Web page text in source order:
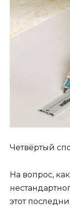
Четвёртый
На вопрос,
этот